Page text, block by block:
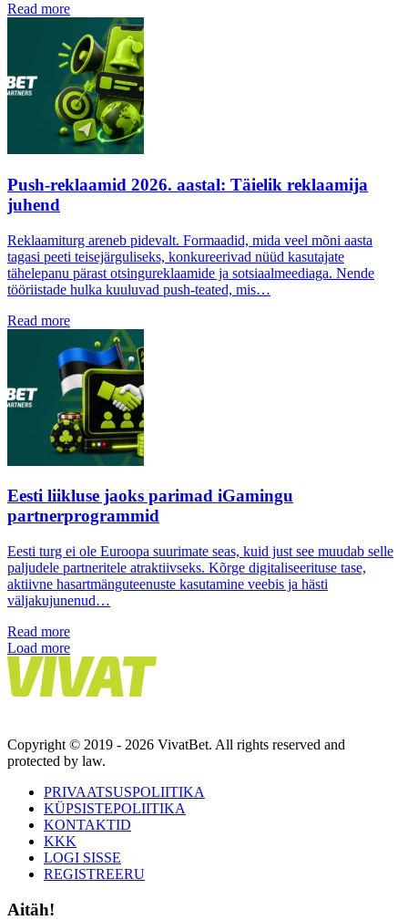
Read more
Push-reklaamid 2026. aastal: Täielik reklaamija
juhend
Reklaamiturg areneb pidevalt. Formaadid, mida veel mõni aasta
tagasi peeti teisejärguliseks, konkureerivad nüüd kasutajate
tähelepanu pärast otsingureklaamide ja sotsiaalmeediaga. Nende
tööriistade hulka kuuluvad push-teated, mis…
Read more
Eesti liikluse jaoks parimad iGamingu
partnerprogrammid
Eesti turg ei ole Euroopa suurimate seas, kuid just see muudab selle
paljudele partneritele atraktiivseks. Kõrge digitaliseerituse tase,
aktiivne hasartmänguteenuste kasutamine veebis ja hästi
väljakujunenud…
Read more
Load more
Copyright © 2019 - 2026 VivatBet. All rights reserved and
protected by law.
PRIVAATSUSPOLIITIKA
KÜPSISTEPOLIITIKA
KONTAKTID
KKK
LOGI SISSE
REGISTREERU
Aitäh!